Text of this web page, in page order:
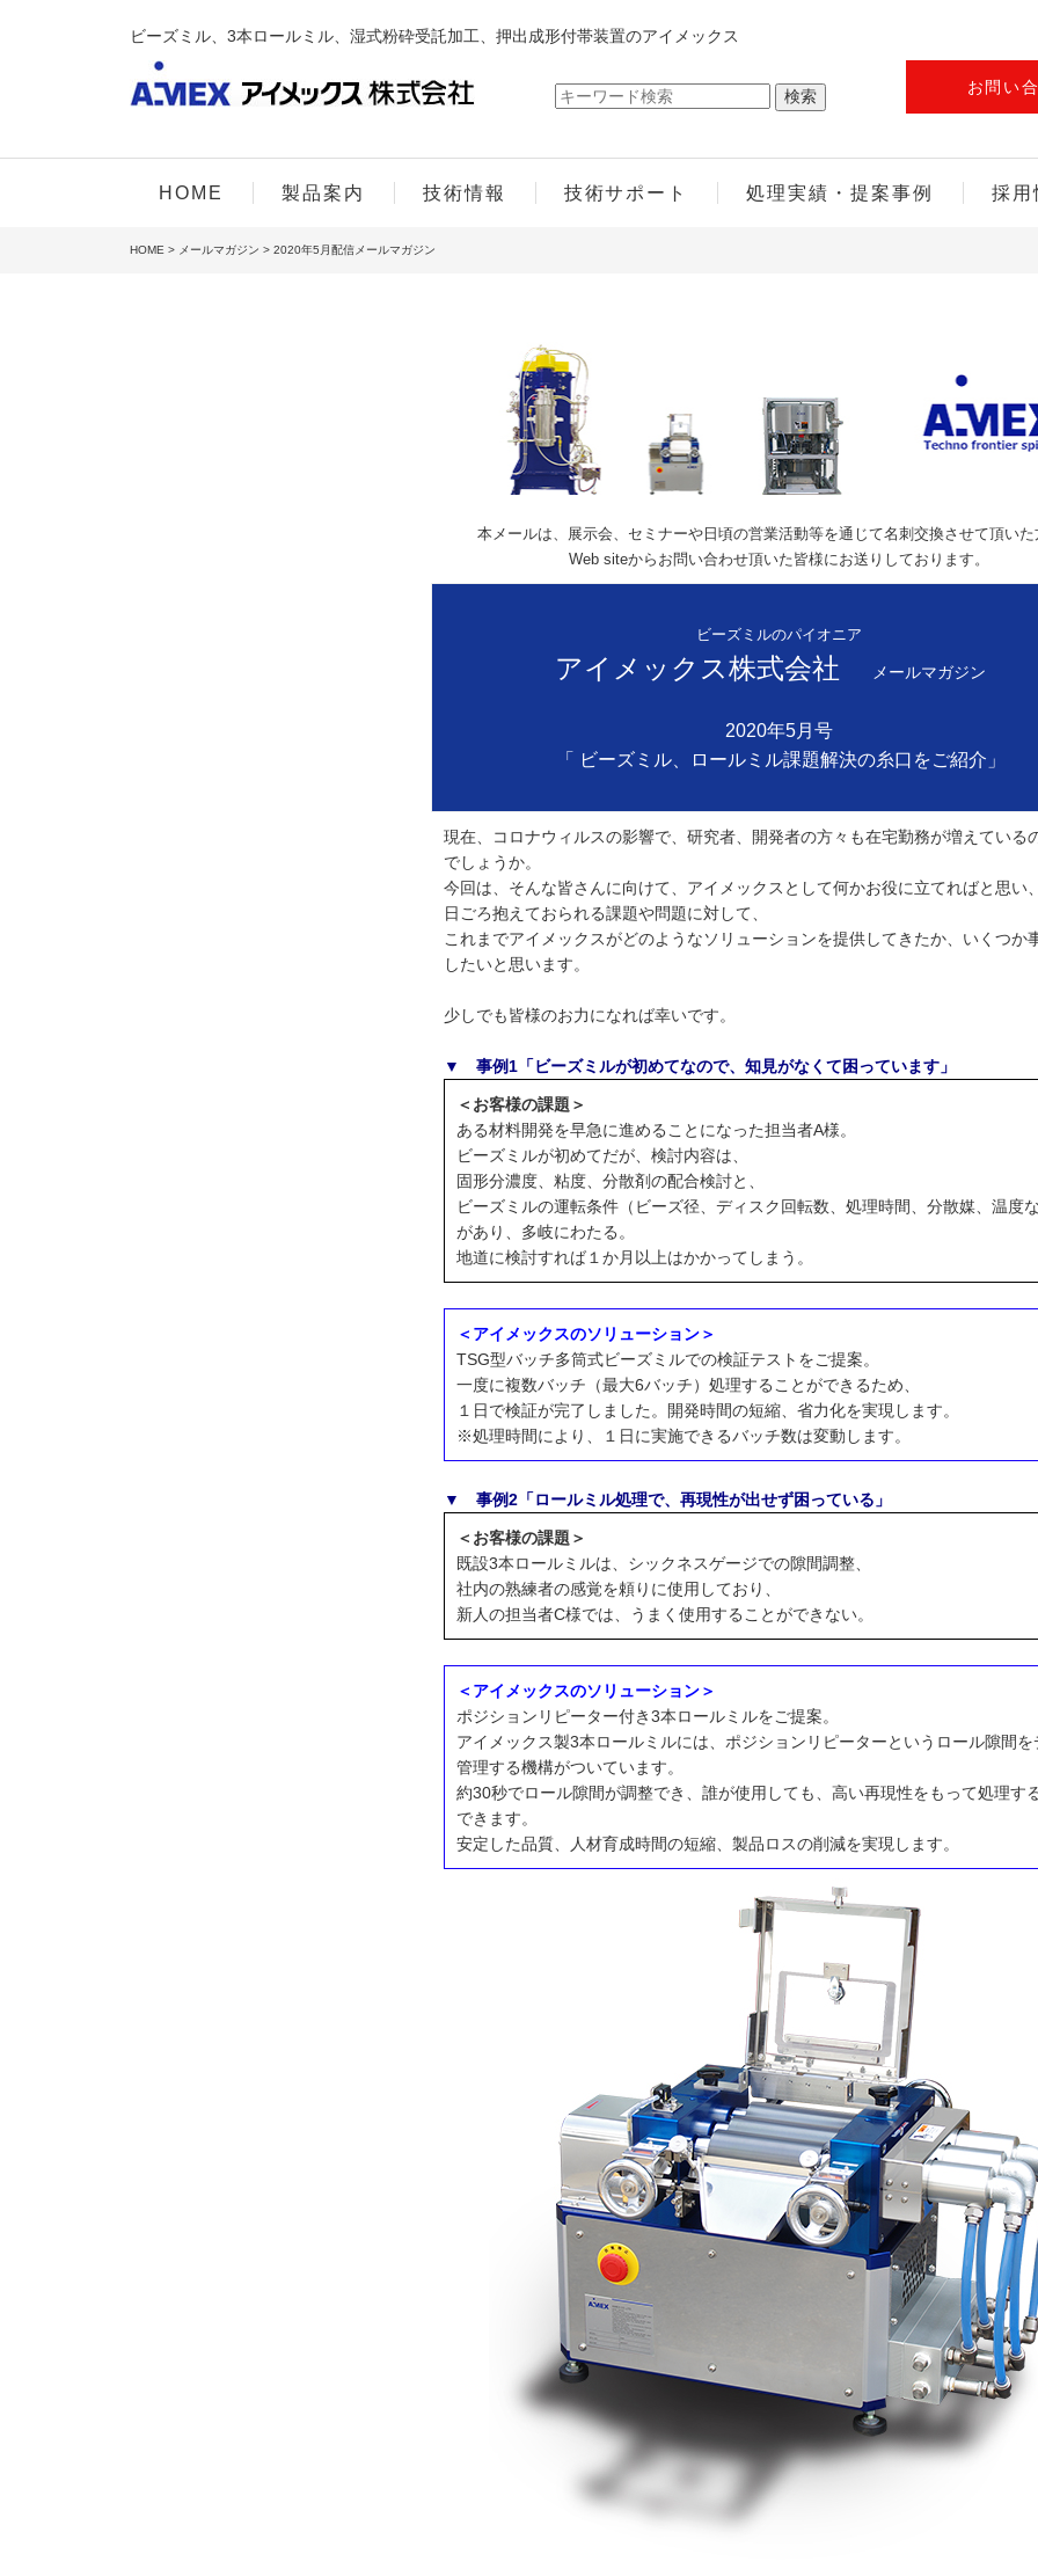
ビーズミル、3本ロールミル、湿式粉砕受託加工、押出成形付帯装置のアイメックス
お問い
HOME 製品案内 技術情報 技術サポート 処理実績・提案事例 採用
HOME > メールマガジン > 2020年5月配信メールマガジン
本メールは、展示会、セミナーや日頃の営業活動等を通じて名刺交換させて頂いた
Web siteからお問い合わせ頂いた皆様にお送りしております。
ビーズミルのパイオニア
アイメックス株式会社 メールマガジン
2020年5月号
「 ビーズミル、ロールミル課題解決の糸口をご紹介」
現在、コロナウィルスの影響で、研究者、開発者の方々も在宅勤務が増えている
でしょうか。
今回は、そんな皆さんに向けて、アイメックスとして何かお役に立てればと思い
日ごろ抱えておられる課題や問題に対して、
これまでアイメックスがどのようなソリューションを提供してきたか、いくつか
したいと思います。
少しでも皆様のお力になれば幸いです。
▼ 事例1「ビーズミルが初めてなので、知見がなくて困っています」
＜お客様の課題＞
ある材料開発を早急に進めることになった担当者A様。
ビーズミルが初めてだが、検討内容は、
固形分濃度、粘度、分散剤の配合検討と、
ビーズミルの運転条件（ビーズ径、ディスク回転数、処理時間、分散媒、温度
があり、多岐にわたる。
地道に検討すれば１か月以上はかかってしまう。
＜アイメックスのソリューション＞
TSG型バッチ多筒式ビーズミルでの検証テストをご提案。
一度に複数バッチ（最大6バッチ）処理することができるため、
１日で検証が完了しました。開発時間の短縮、省力化を実現します。
※処理時間により、１日に実施できるバッチ数は変動します。
▼ 事例2「ロールミル処理で、再現性が出せず困っている」
＜お客様の課題＞
既設3本ロールミルは、シックネスゲージでの隙間調整、
社内の熟練者の感覚を頼りに使用しており、
新人の担当者C様では、うまく使用することができない。
＜アイメックスのソリューション＞
ポジションリピーター付き3本ロールミルをご提案。
アイメックス製3本ロールミルには、ポジションリピーターというロール隙間を
管理する機構がついています。
約30秒でロール隙間が調整でき、誰が使用しても、高い再現性をもって処理す
できます。
安定した品質、人材育成時間の短縮、製品ロスの削減を実現します。